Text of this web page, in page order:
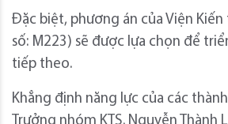
Đặc biệt, phương án của Viện Kiến
số: M223) sẽ được lựa chọn để
tiếp theo.
Khẳng định năng lực của các